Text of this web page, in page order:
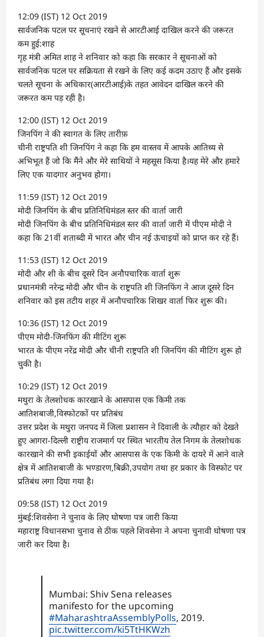
12:09 (IST) 12 Oct 2019
सार्वजनिक पटल पर सूचनाएं रखने से आरटीआई दाखिल करने की जरूरत
कम हुई:शाह
गृह मंत्री अमित शाह ने शनिवार को कहा कि सरकार ने सूचनाओं को
सार्वजनिक पटल पर सक्रियता से रखने के लिए कई कदम उठाए हैं और इसके
चलते सूचना के अधिकार(आरटीआई)के तहत आवेदन दाखिल करने की
जरूरत कम पड़ रही है।
12:00 (IST) 12 Oct 2019
जिनपिंग ने की स्वागत के लिए तारीफ़
चीनी राष्ट्रपति शी जिनपिंग ने कहा कि हम वास्तव में आपके आतिथ्य से
अभिभूत हैं जो कि मैंने और मेरे साथियों ने महसूस किया है।यह मेरे और हमारे
लिए एक यादगार अनुभव होगा।
11:59 (IST) 12 Oct 2019
मोदी जिनपिंग के बीच प्रतिनिधिमंडल स्तर की वार्ता जारी
मोदी जिनपिंग के बीच प्रतिनिधिमंडल स्तर की वार्ता जारी में पीएम मोदी ने
कहा कि 21वीं शताब्दी में भारत और चीन नई ऊंचाइयों को प्राप्त कर रहे हैं।
11:53 (IST) 12 Oct 2019
मोदी और शी के बीच दूसरे दिन अनौपचारिक वार्ता शुरू
प्रधानमंत्री नरेन्द्र मोदी और चीन के राष्ट्रपति शी जिनफिंग ने आज दूसरे दिन
शनिवार को इस तटीय शहर में अनौपचारिक शिखर वार्ता फिर शुरू की।
10:36 (IST) 12 Oct 2019
पीएम मोदी-जिनफिंग की मीटिंग शुरू
भारत के पीएम नरेंद्र मोदी और चीनी राष्ट्रपति शी जिनपिंग की मीटिंग शुरू हो
चुकी है।
10:29 (IST) 12 Oct 2019
मथुरा के तेलशोधक कारखाने के आसपास एक किमी तक
आतिशबाजी,विस्फोटकों पर प्रतिबंध
उत्तर प्रदेश के मथुरा जनपद में जिला प्रशासन ने दिवाली के त्यौहार को देखते
हुए आगरा-दिल्ली राष्ट्रीय राजमार्ग पर स्थित भारतीय तेल निगम के तेलशोधक
कारखाने की सभी इकाईयों और आसपास के एक किमी के दायरे में आने वाले
क्षेत्र में आतिशबाजी के भण्डारण,बिक्री,उपयोग तथा हर प्रकार के विस्फोट पर
प्रतिबंध लगा दिया गया है।
09:58 (IST) 12 Oct 2019
मुंबई:शिवसेना ने चुनाव के लिए घोषणा पत्र जारी किया
महाराष्ट्र विधानसभा चुनाव से ठीक पहले शिवसेना ने अपना चुनावी घोषणा पत्र
जारी कर दिया है।
Mumbai: Shiv Sena releases
manifesto for the upcoming
#MaharashtraAssemblyPolls, 2019.
pic.twitter.com/ki5TtHKWzh